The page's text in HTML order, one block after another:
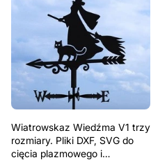
Wiatrowskaz Wiedźma V1 trzy
rozmiary. Pliki DXF, SVG do
cięcia plazmowego i